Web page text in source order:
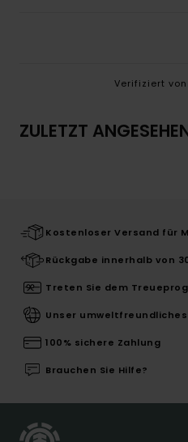
Verifiziert von
ZULETZT
Kostenloser Versand für
Rückgabe innerhalb von
Treten Sie dem
Unser
100% sichere Zahlung
Brauchen Sie Hilfe?